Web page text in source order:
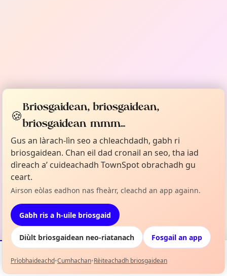
Tachartasan Mapa Mo Liosta
🍪Briosgaidean, briosgaidean,
briosgaidean mmm...
Gus an làrach-lìn seo a chleachdadh, gabh ri
briosgaidean. Chan eil dad cronail an seo, tha iad
dìreach a’ cuideachadh TownSpot obrachadh gu
ceart.
Airson eòlas eadhon nas fheàrr, cleachd an app againn.
Gabh ris a h-uile briosgaid
Diùlt briosgaidean neo-riatanach Fosgail an app
Prìobhaideachd•Cumhachan•Rèiteachadh briosgaidean